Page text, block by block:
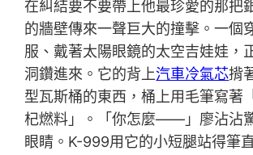
在糾結要不要帶上他最珍愛的那把
的牆壁傳來一聲巨大的撞擊。一個
服、戴著太陽眼鏡的太空吉娃娃，
洞鑽進來。它的背上汽車冷氣芯揹
型瓦斯桶的東西，桶上用毛筆寫著
杞燃料」。「你怎麼——」廖沾沾
眼睛。K-999用它的小短腿站得筆